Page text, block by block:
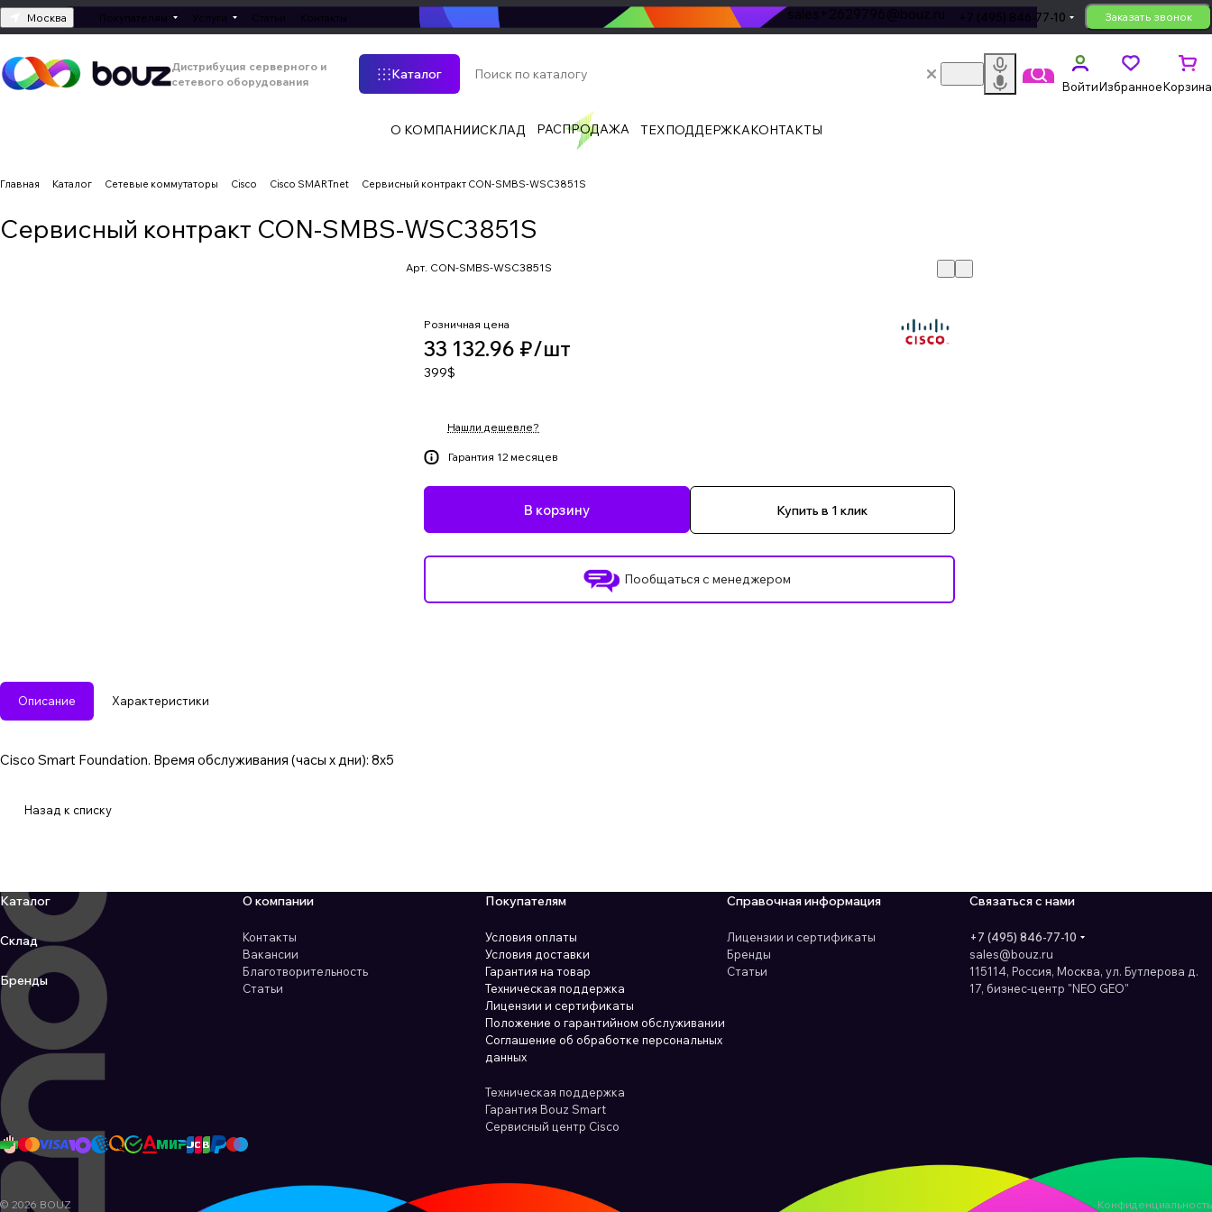
Москва Покупателям Услуги Статьи Контакты sales+2629796@bouz.ru +7 (495) 846-77-10 Заказать звонок
Дистрибуция серверного и
сетевого оборудования
Каталог
ВойтиИзбранноеКорзина
О КОМПАНИИСКЛАД РАСПРОДАЖА ТЕХПОДДЕРЖКАКОНТАКТЫ
Главная Каталог Сетевые коммутаторы Cisco Cisco SMARTnet Сервисный контракт CON-SMBS-WSC3851S
Сервисный контракт CON-SMBS-WSC3851S
Арт. CON-SMBS-WSC3851S
Розничная цена
33 132.96 ₽/шт
399$
В корзину Купить в 1 клик
Пообщаться с менеджером
Нашли дешевле?
Гарантия 12 месяцев
Описание Характеристики
Cisco Smart Foundation. Время обслуживания (часы x дни): 8x5
Назад к списку
Каталог
Склад
Бренды
О компании
Контакты
Вакансии
Благотворительность
Статьи
Покупателям
Условия оплаты
Условия доставки
Гарантия на товар
Техническая поддержка
Лицензии и сертификаты
Положение о гарантийном обслуживании
Соглашение об обработке персональных
данных
Техническая поддержка
Гарантия Bouz Smart
Сервисный центр Cisco
Справочная информация
Лицензии и сертификаты
Бренды
Статьи
Связаться с нами
+7 (495) 846-77-10
sales@bouz.ru
115114, Россия, Москва, ул. Бутлерова д.
17, бизнес-центр "NEO GEO"
© 2026 BOUZ Конфиденциальность